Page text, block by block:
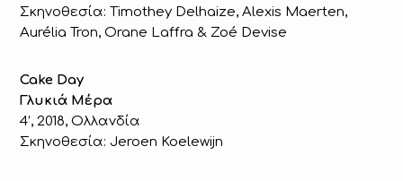
Σκηνοθεσία: Timothey Delhaize, Alexis Maerten,
Aurélia Tron, Orane Laffra & Zoé Devise
Cake Day
Γλυκιά Μέρα
4’, 2018, Ολλανδία
Σκηνοθεσία: Jeroen Koelewijn